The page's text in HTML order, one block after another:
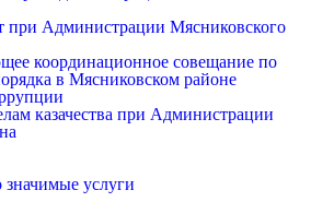
при Администрации Мясниковского
координационное совещание по
в Мясниковском районе
казачества при Администрации
услуги